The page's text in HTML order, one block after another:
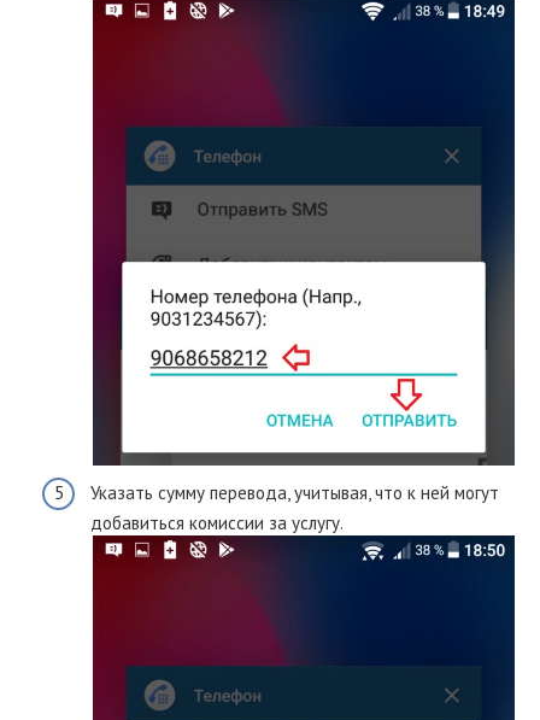
Указать сумму перевода, учитывая, что к ней могут
добавиться комиссии за услугу.